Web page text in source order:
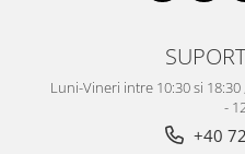
Luni-Vineri intre 10:30 si
-
+40